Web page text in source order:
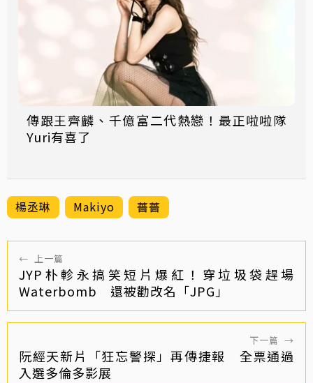
傳跟王齊麟、千億富二代熱戀！最正啦啦隊
Yuri有喜了
楊丞琳 Makiyo 薔薔
← 上一篇
JYP朴軫永搞笑短片爆紅！穿垃圾袋趕場
Waterbomb 還被勸改名「JPG」
下一篇 →
阮經天新片「狂忘警探」再傳捷報 全票通過
入選多倫多影展